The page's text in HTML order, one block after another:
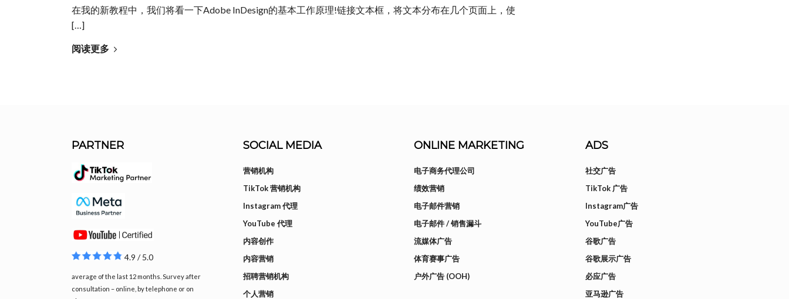
在我的新教程中，我们将看一下Adobe InDesign的基本工作原理!链接文本框，将文本分布在几个页面上，使
[…]
阅读更多
PARTNER
4.9 / 5.0
average of the last 12 months. Survey after
consultation – online, by telephone or on
SOCIAL MEDIA
营销机构
TikTok 营销机构
Instagram 代理
YouTube 代理
内容创作
内容营销
招聘营销机构
个人营销
ONLINE MARKETING
电子商务代理公司
绩效营销
电子邮件营销
电子邮件 / 销售漏斗
流媒体广告
体育赛事广告
户外广告 (OOH)
ADS
社交广告
TikTok 广告
Instagram广告
YouTube广告
谷歌广告
谷歌展示广告
必应广告
亚马逊广告